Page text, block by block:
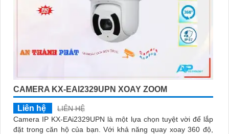
CAMERA KX-EAI2329UPN XOAY ZOOM
Liên hệ
LIÊN HỆ
Camera IP KX-EAi2329UPN là một lựa chọn tuyệt vời để lắp
đặt trong căn hộ của bạn. Với khả năng quay xoay 360 độ,